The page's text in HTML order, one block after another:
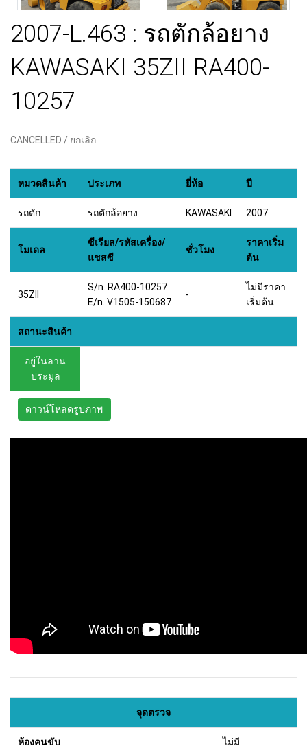
2007-L.463 : รถตักล้อยาง
KAWASAKI 35ZII RA400-
10257
CANCELLED / ยกเลิก
หมวดสินค้า ประเภท ยี่ห้อ ปี
รถตัก รถตักล้อยาง KAWASAKI 2007
โมเดล
ซีเรียล/รหัสเครื่อง/
แชสซี
ชั่วโมง
ราคาเริ่ม
ต้น
35ZII
S/n. RA400-10257
E/n. V1505-150687
-
ไม่มีราคา
เริ่มต้น
สถานะสินค้า
อยู่ในลาน
ประมูล
ดาวน์โหลดรูปภาพ
จุดตรวจ
ห้องคนขับ ไม่มี